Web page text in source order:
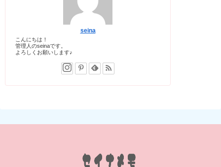
seina
こんにちは！
管理人のseinaです。
よろしくお願いします♪